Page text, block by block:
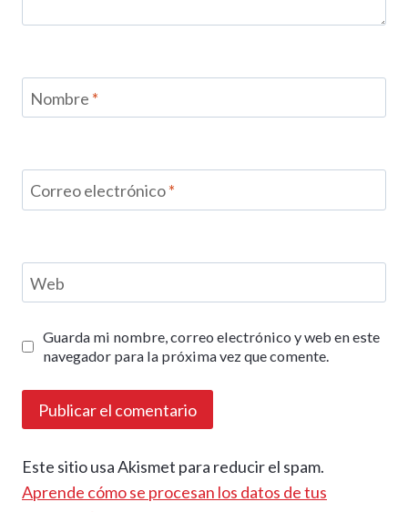
Nombre *
Correo electrónico*
Web
Guarda mi nombre, correo electrónico y web en este
navegador para la próxima vez que comente.
Este sitio usa Akismet para reducir el spam.
Aprende cómo se procesan los datos de tus